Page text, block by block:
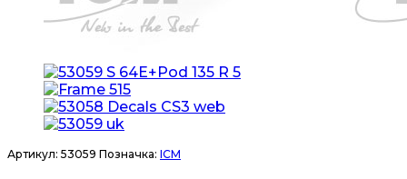
Артикул: 53059 Позначка: ICM